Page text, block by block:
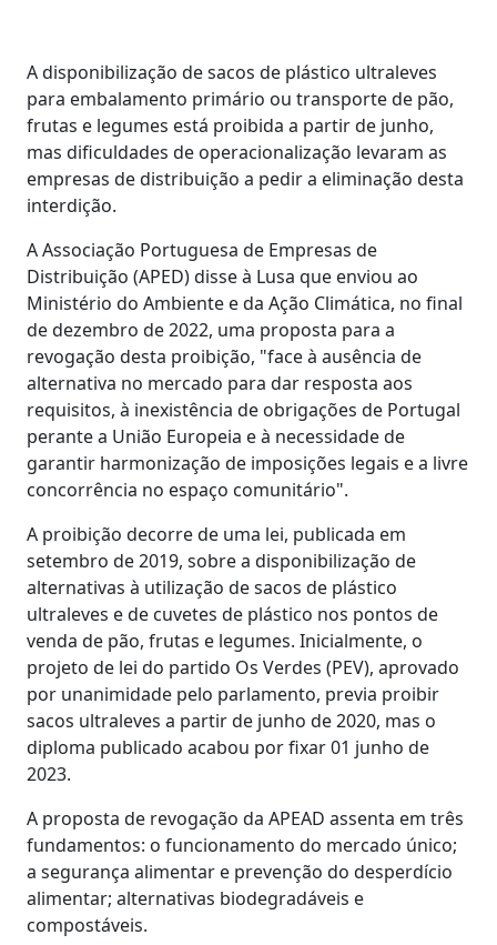
A disponibilização de sacos de plástico ultraleves
para embalamento primário ou transporte de pão,
frutas e legumes está proibida a partir de junho,
mas dificuldades de operacionalização levaram as
empresas de distribuição a pedir a eliminação desta
interdição.
A Associação Portuguesa de Empresas de
Distribuição (APED) disse à Lusa que enviou ao
Ministério do Ambiente e da Ação Climática, no final
de dezembro de 2022, uma proposta para a
revogação desta proibição, "face à ausência de
alternativa no mercado para dar resposta aos
requisitos, à inexistência de obrigações de Portugal
perante a União Europeia e à necessidade de
garantir harmonização de imposições legais e a livre
concorrência no espaço comunitário".
A proibição decorre de uma lei, publicada em
setembro de 2019, sobre a disponibilização de
alternativas à utilização de sacos de plástico
ultraleves e de cuvetes de plástico nos pontos de
venda de pão, frutas e legumes. Inicialmente, o
projeto de lei do partido Os Verdes (PEV), aprovado
por unanimidade pelo parlamento, previa proibir
sacos ultraleves a partir de junho de 2020, mas o
diploma publicado acabou por fixar 01 junho de
2023.
A proposta de revogação da APEAD assenta em três
fundamentos: o funcionamento do mercado único;
a segurança alimentar e prevenção do desperdício
alimentar; alternativas biodegradáveis e
compostáveis.